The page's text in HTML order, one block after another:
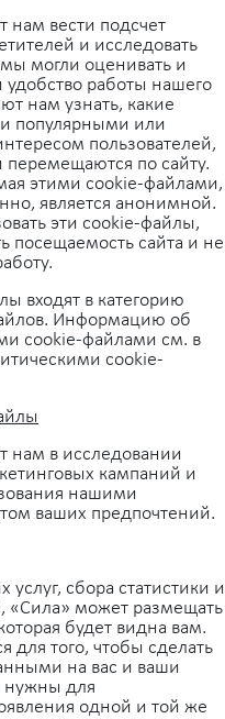
нам вести подсчет
и исследовать
могли оценивать и
работы нашего
нам узнать, какие
популярными или
пользователей,
по сайту.
этими cookie-файлами,
является анонимной.
эти cookie-файлы,
сайта и не
входят в категорию
Информацию об
cookie-файлами см. в
cookie-
нам в исследовании
кампаний и
нашими
ваших предпочтений.
сбора статистики и
«Сила» может размещать
будет видна вам.
для того, чтобы сделать
на вас и ваши
нужны для
одной и той же